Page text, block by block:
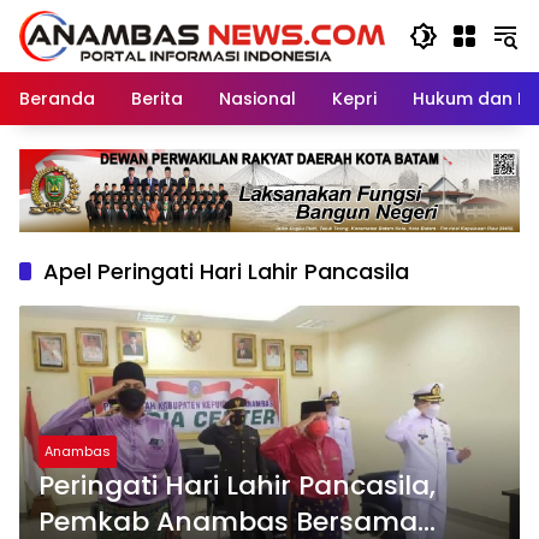
Langsung
konten
Beranda
Berita Nasional Kepri Hukum dan
Apel Peringati Hari Lahir Pancasila
Anambas
Peringati Hari Lahir Pancasila,
Pemkab Anambas Bersama